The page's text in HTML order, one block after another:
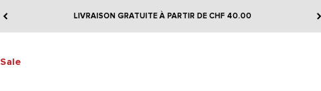
LIVRAISON GRATUITE À PARTIR DE CHF 40.00
Sale